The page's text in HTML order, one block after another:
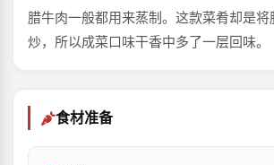
腊牛肉一般都用来蒸制。这款菜肴却是
炒，所以成菜口味干香中多了一层回味。
食材准备